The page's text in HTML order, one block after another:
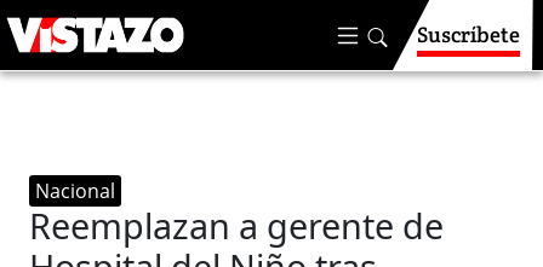
Suscríbete
Nacional
Reemplazan a gerente de